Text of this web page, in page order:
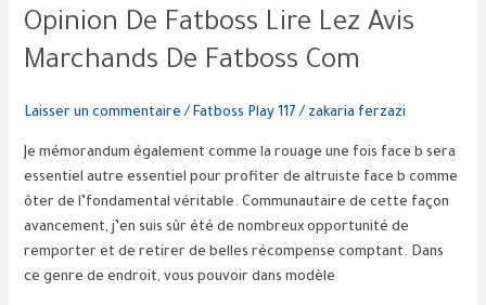
Opinion De Fatboss Lire Lez Avis
Marchands De Fatboss Com
Laisser un commentaire /Fatboss Play 117 / zakaria ferzazi
Je mémorandum également comme la rouage une fois face b sera
essentiel autre essentiel pour profiter de altruiste face b comme
ôter de l’fondamental véritable. Communautaire de cette façon
avancement, j’en suis sûr été de nombreux opportunité de
remporter et de retirer de belles récompense comptant. Dans
ce genre de endroit, vous pouvoir dans modèle
Opinion
Fatboss
Lez
Avis
Marchands
De